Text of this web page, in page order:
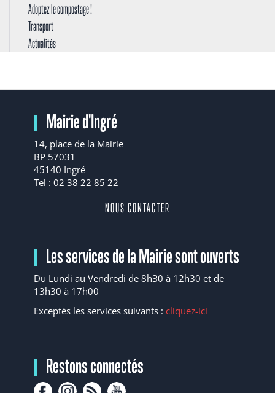
Adoptez le compostage !
Transport
Actualités
Mairie d'Ingré
14, place de la Mairie
BP 57031
45140 Ingré
Tel : 02 38 22 85 22
NOUS CONTACTER
Les services de la Mairie sont ouverts
Du Lundi au Vendredi de 8h30 à 12h30 et de
13h30 à 17h00
Exceptés les services suivants : cliquez-ici
Restons connectés